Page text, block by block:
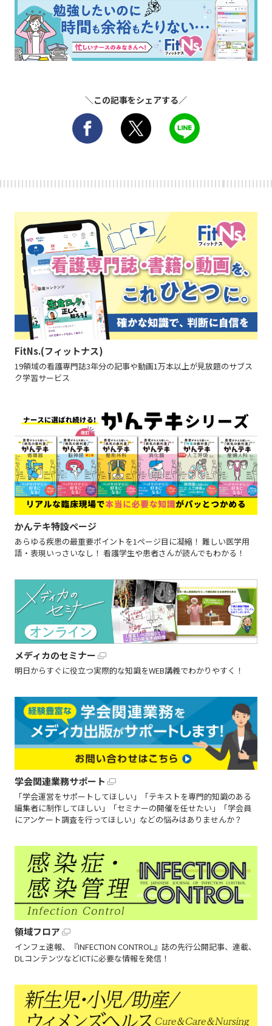
＼この記事をシェアする／
FitNs.(フィットナス)
19領域の看護専門誌3年分の記事や動画1万本以上が見放題のサブス
ク学習サービス
かんテキ特設ページ
あらゆる疾患の最重要ポイントを1ページ目に凝縮！ 難しい医学用
語・表現いっさいなし！ 看護学生や患者さんが読んでもわかる！
メディカのセミナー
明日からすぐに役立つ実際的な知識をWEB講義でわかりやすく！
学会関連業務サポート
「学会運営をサポートしてほしい」「テキストを専門的知識のある
編集者に制作してほしい」「セミナーの開催を任せたい」「学会員
にアンケート調査を行ってほしい」などの悩みはありませんか？
領域フロア
インフェ速報、『INFECTION CONTROL』誌の先行公開記事、連載、
DLコンテンツなどICTに必要な情報を発信！